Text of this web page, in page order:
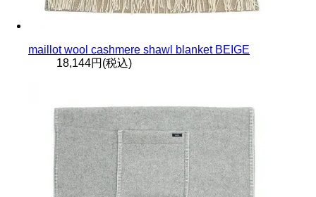
maillot wool cashmere shawl blanket BEIGE
18,144円(税込)